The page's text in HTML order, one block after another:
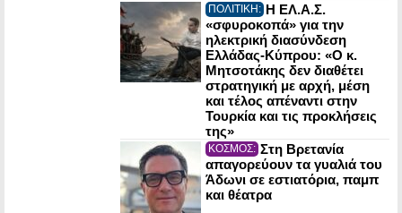
ΠΟΛΙΤΙΚΗ: Η ΕΛ.Α.Σ.
«σφυροκοπά» για την
ηλεκτρική διασύνδεση
Ελλάδας-Κύπρου: «Ο κ.
Μητσοτάκης δεν διαθέτει
στρατηγική με αρχή, μέση
και τέλος απέναντι στην
Τουρκία και τις προκλήσεις
της»
ΚΟΣΜΟΣ: Στη Βρετανία
απαγορεύουν τα γυαλιά του
Άδωνι σε εστιατόρια, παμπ
και θέατρα